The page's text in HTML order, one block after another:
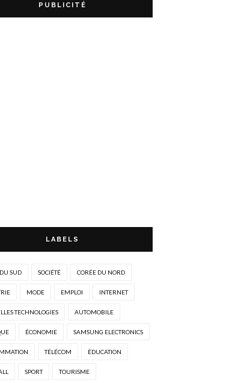
PUBLICITÉ
LABELS
SUD SOCIÉTÉ CORÉE DU NORD
MODE EMPLOI INTERNET
TECHNOLOGIES AUTOMOBILE
ÉCONOMIE SAMSUNG ELECTRONICS
TÉLÉCOM ÉDUCATION
SPORT TOURISME